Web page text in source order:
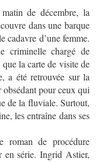
de décembre, la
dans une barque
cadavre d’une femme.
criminelle chargé de
la carte de visite de
a été retrouvée sur la
pour ceux qui
de la fluviale. Surtout,
les entraîne dans ses
roman de procédure
en série. Ingrid Astier,